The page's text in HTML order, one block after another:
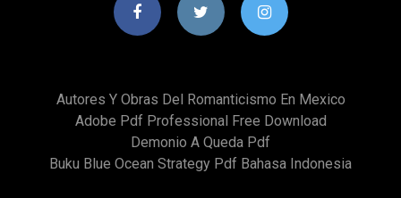
Autores Y Obras Del Romanticismo En Mexico
Adobe Pdf Professional Free Download
Demonio A Queda Pdf
Buku Blue Ocean Strategy Pdf Bahasa Indonesia